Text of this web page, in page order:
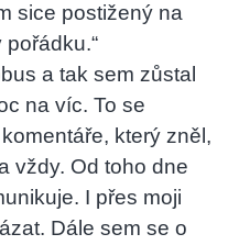
sice postižený na
a tak sem zůstal
na víc. To se
který zněl,
vždy. Od toho dne
I přes moji
Dále sem se o